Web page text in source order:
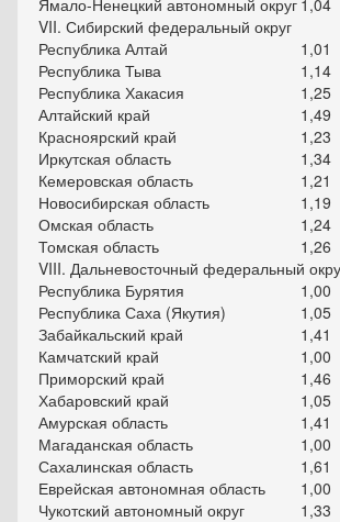
Ямало-Ненецкий автономный округ 1,04
VII. Сибирский федеральный округ
Республика Алтай
1,01
Республика Тыва
1,14
Республика Хакасия
1,25
Алтайский край
1,49
Красноярский край
1,23
Иркутская область
1,34
Кемеровская область
1,21
Новосибирская область
1,19
Омская область
1,24
Томская область
1,26
VIII. Дальневосточный федеральный
Республика Бурятия
1,00
Республика Саха (Якутия)
1,05
Забайкальский край
1,41
Камчатский край
1,00
Приморский край
1,46
Хабаровский край
1,05
Амурская область
1,41
Магаданская область
1,00
Сахалинская область
1,61
Еврейская автономная область
1,00
Чукотский автономный округ
1,33